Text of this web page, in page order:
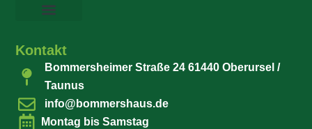
Kontakt
Bommersheimer Straße 24 61440 Oberursel /
Taunus
info@bommershaus.de
Montag bis Samstag